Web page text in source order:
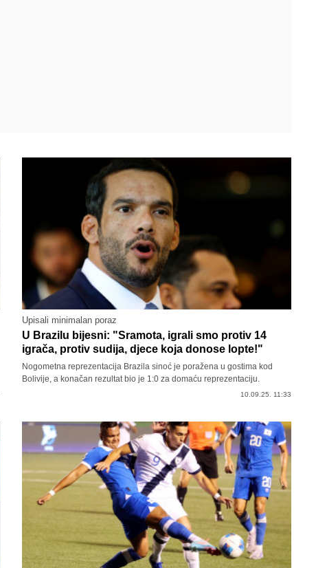
Upisali minimalan poraz
U Brazilu bijesni: "Sramota, igrali smo protiv 14
igrača, protiv sudija, djece koja donose lopte!"
Nogometna reprezentacija Brazila sinoć je poražena u gostima kod
Bolivije, a konačan rezultat bio je 1:0 za domaću reprezentaciju.
10.09.25. 11:33